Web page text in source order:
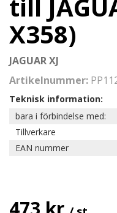
till
X358)
JAGUAR XJ
Artikelnummer:
Teknisk information:
bara i förbindelse med:
Tillverkare
EAN nummer